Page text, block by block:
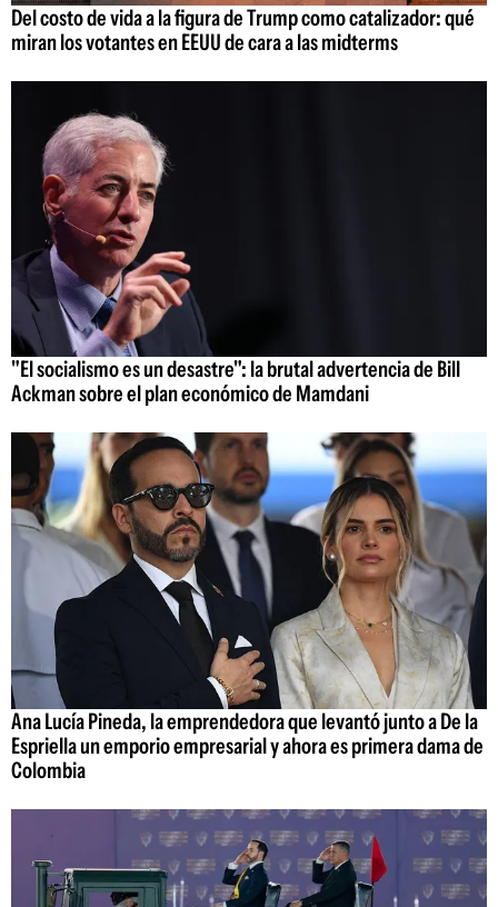
Del costo de vida a la figura de Trump como catalizador: qué
miran los votantes en EEUU de cara a las midterms
"El socialismo es un desastre": la brutal advertencia de Bill
Ackman sobre el plan económico de Mamdani
Ana Lucía Pineda, la emprendedora que levantó junto a De la
Espriella un emporio empresarial y ahora es primera dama de
Colombia